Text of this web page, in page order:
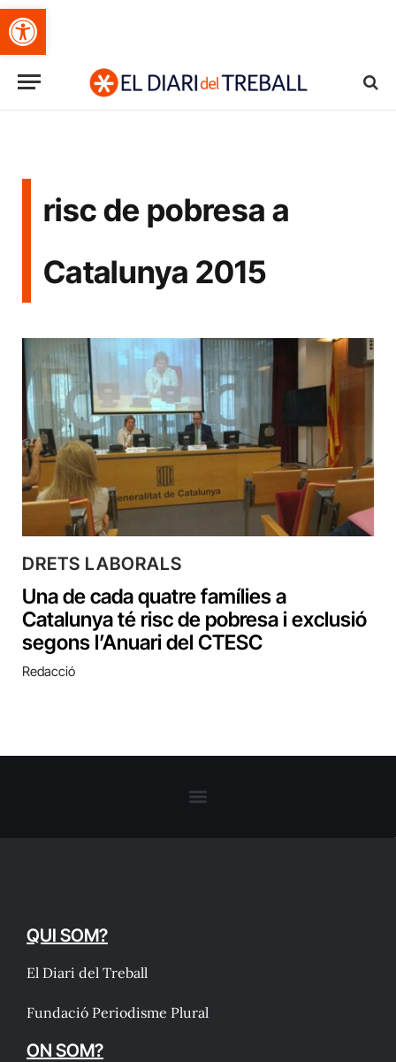
Obre la barra d'eines
risc de pobresa a
Catalunya 2015
DRETS LABORALS
Una de cada quatre famílies a
Catalunya té risc de pobresa i exclusió
segons l’Anuari del CTESC
Redacció
QUI SOM?
El Diari del Treball
Fundació Periodisme Plural
ON SOM?